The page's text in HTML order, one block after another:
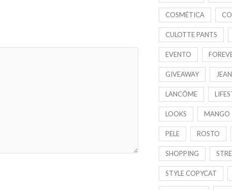
COSMÉTICA
CULOTTE PANTS
EVENTO
GIVEAWAY
LANCÔME
LOOKS MANGO
PELE ROSTO
SHOPPING
STYLE COPYCAT